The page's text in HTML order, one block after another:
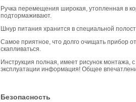
Ручка перемещения широкая, утопленная в
подтормаживают.
Шнур питания хранится в специальной
Самое приятное, что долго очищать прибор
скапливаться.
Инструкция полная, имеет рисунок монтажа,
эксплуатации информация! Общее
Безопасность